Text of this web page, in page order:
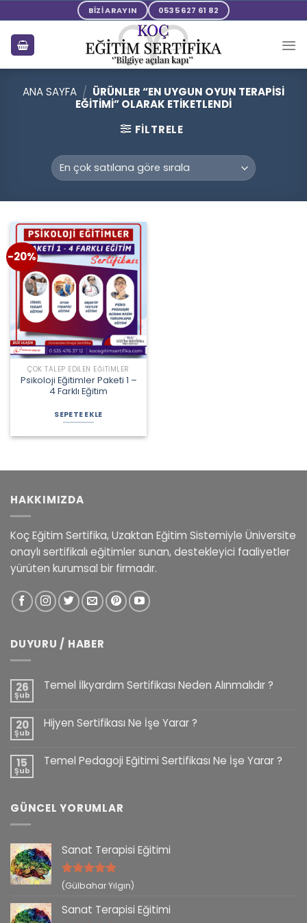
to
content
BİZİ ARAYIN 0535 627 61 82
ANA SAYFA / ÜRÜNLER “EN UYGUN OYUN TERAPISI
EĞITIMI” OLARAK ETIKETLENDI
FILTRELE
-20%
ÇOK TALEP EDILEN EĞITIMLER
Psikoloji Eğitimler Paketi 1 –
4 Farklı Eğitim
fiyat:
6.090,00 ₺.
andaki
fiyat:
4.900,00 ₺.
SEPETE EKLE
HAKKIMIZDA
Koç Eğitim Sertifika, Uzaktan Eğitim Sistemiyle Üniversite
onaylı sertifikalı eğitimler sunan, destekleyici faaliyetler
yürüten kurumsal bir firmadır.
DUYURU / HABER
26
Şub
Temel İlkyardım Sertifikası Neden Alınmalıdır ?
20
Şub
Hijyen Sertifikası Ne İşe Yarar ?
15
Şub
Temel Pedagoji Eğitimi Sertifikası Ne İşe Yarar ?
GÜNCEL YORUMLAR
Sanat Terapisi Eğitimi
5 üzerinden
(Gülbahar Yılgın)
Sanat Terapisi Eğitimi